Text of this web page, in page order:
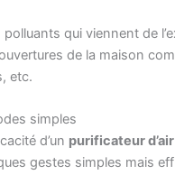
qui viennent de
de la maison
etc.
simples
d’un purificateur d’air
gestes simples mais